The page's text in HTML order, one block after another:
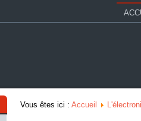
Vous êtes ici : Accueil